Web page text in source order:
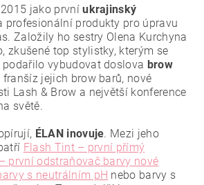
souhlasíte se
zásadami ochrany
2015 jako prvníukrajinský
profesionální produkty pro úpravu
Založily ho sestry Olena Kurchyna
zkušené top stylistky, kterým se
vybudovat doslova brow
jejich brow barů, nové
Lash & Brow a největší konference
světě.
ÉLAN inovuje. Mezi jeho
Flash Tint – první přímý
první odstraňovač barvy nové
s neutrálním pH nebo barvy s